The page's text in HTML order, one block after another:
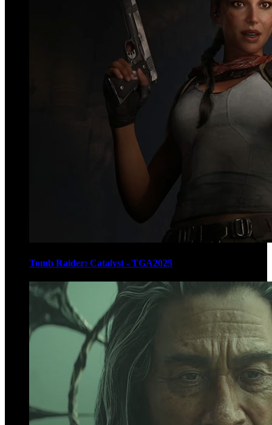
Tomb Raider: Catalyst - TGA2025